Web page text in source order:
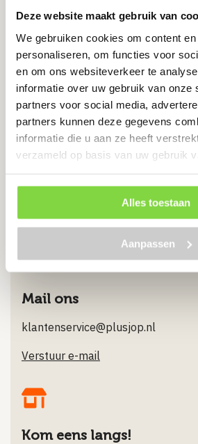
Deze website maakt gebruik van
We gebruiken cookies om content
personaliseren, om functies voor
en om ons websiteverkeer te
informatie over uw gebruik van onze
partners voor social media,
partners kunnen deze gegevens
informatie die u aan ze heeft
verzameld op basis van uw gebruik
Alles toestaan
Aanpassen
Chat met ons
Stuur ons een Whatsappje
Bel ons
085 024 0044
Bel direct
Mail ons
klantenservice@plusjop.nl
Verstuur e-mail
Kom eens langs!